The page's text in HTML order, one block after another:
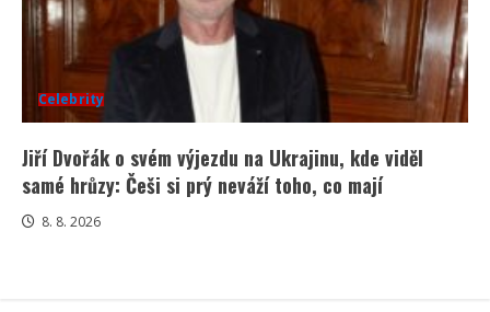
Celebrity
Jiří Dvořák o svém výjezdu na Ukrajinu, kde viděl
samé hrůzy: Češi si prý neváží toho, co mají
8. 8. 2026